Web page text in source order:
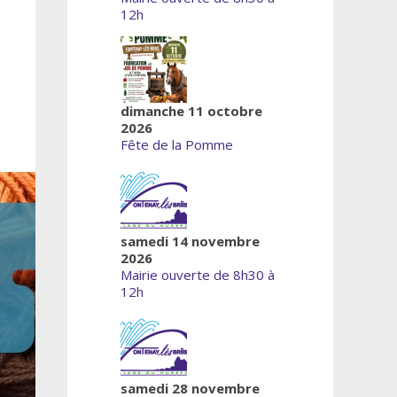
12h
dimanche 11 octobre
2026
Fête de la Pomme
samedi 14 novembre
2026
Mairie ouverte de 8h30 à
12h
samedi 28 novembre